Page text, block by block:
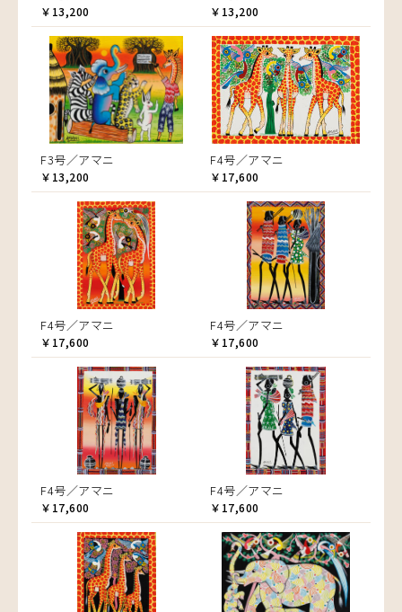
￥13,200 ￥13,200
F3号／アマニ
￥13,200
F4号／アマニ
￥17,600
F4号／アマニ
￥17,600
F4号／アマニ
￥17,600
F4号／アマニ
￥17,600
F4号／アマニ
￥17,600